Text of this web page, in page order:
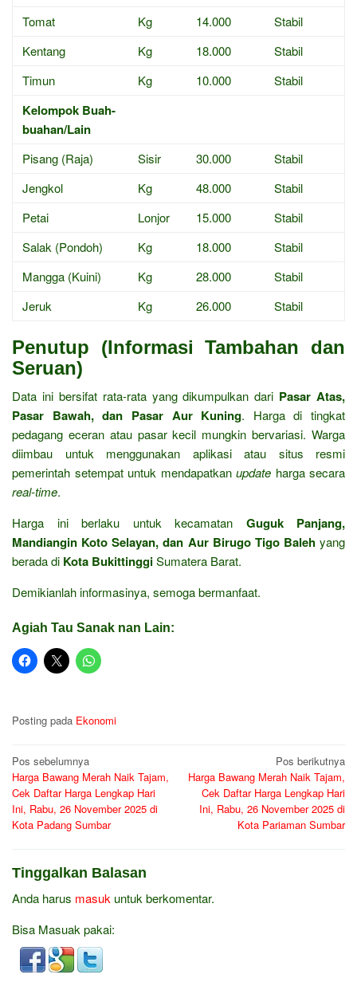
Tomat
Kg 14.000
Stabil
Kentang
Kg 18.000
Stabil
Timun
Kg 10.000 Stabil
Kelompok Buah-
buahan/Lain
Pisang (Raja) Sisir 30.000
Stabil
Jengkol
Kg 48.000
Stabil
Petai
Lonjor 15.000
Stabil
Salak (Pondoh)
Kg 18.000
Stabil
Mangga (Kuini)
Kg 28.000
Stabil
Jeruk
Kg 26.000 Stabil
Penutup (Informasi Tambahan dan
Seruan)
Data ini bersifat rata-rata yang dikumpulkan dari Pasar Atas,
Pasar Bawah, dan Pasar Aur Kuning. Harga di tingkat
pedagang eceran atau pasar kecil mungkin bervariasi. Warga
diimbau untuk menggunakan aplikasi atau situs resmi
pemerintah setempat untuk mendapatkan update harga secara
real-time.
Harga ini berlaku untuk kecamatan Guguk Panjang,
Mandiangin Koto Selayan, dan Aur Birugo Tigo Balehyang
berada di Kota BukittinggiSumatera Barat.
Demikianlah informasinya, semoga bermanfaat.
Agiah Tau Sanak nan Lain:
Posting pada Ekonomi
Navigasi
pos
Pos sebelumnya
Harga Bawang Merah Naik Tajam,
Cek Daftar Harga Lengkap Hari
Ini, Rabu, 26 November 2025 di
Kota Padang Sumbar
Pos berikutnya
Harga Bawang Merah Naik Tajam,
Cek Daftar Harga Lengkap Hari
Ini, Rabu, 26 November 2025 di
Kota Pariaman Sumbar
Tinggalkan Balasan
Anda harus masuk untuk berkomentar.
Bisa Masuak pakai: